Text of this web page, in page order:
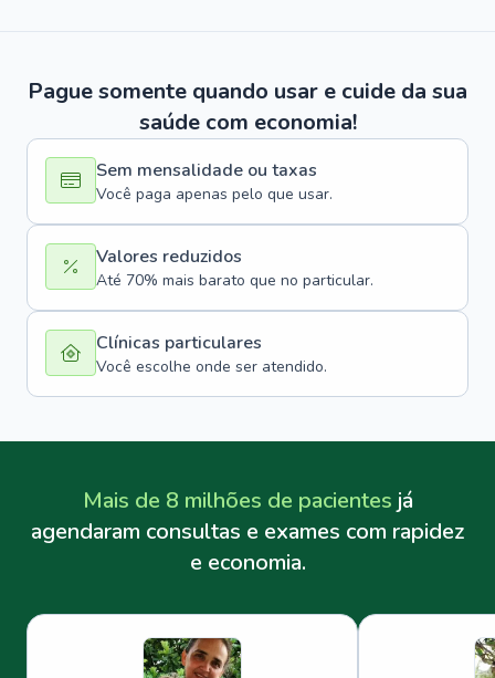
Pague somente quando usar e cuide da sua
saúde com economia!
Sem mensalidade ou taxas
Você paga apenas pelo que usar.
Valores reduzidos
Até 70% mais barato que no particular.
Clínicas particulares
Você escolhe onde ser atendido.
Mais de 8 milhões de pacientes já
agendaram consultas e exames com rapidez
e economia.